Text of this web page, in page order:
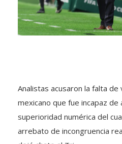
Analistas acusaron la falta de
mexicano que fue incapaz de
superioridad numérica del
arrebato de incongruencia